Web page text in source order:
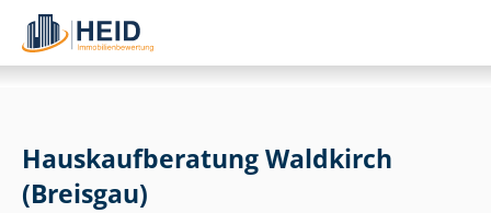
Haus­kauf­be­ra­tung Waldkirch
(Breisgau)